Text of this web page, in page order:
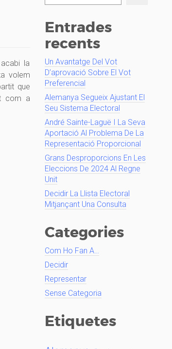
la
volem
que
com a
Entrades
recents
Un Avantatge Del Vot
D’aprovació Sobre El Vot
Preferencial
Alemanya Segueix Ajustant El
Seu Sistema Electoral
André Sainte-Laguë I La Seva
Aportació Al Problema De La
Representació Proporcional
Grans Desproporcions En Les
Eleccions De 2024 Al Regne
Unit
Decidir La Llista Electoral
Mitjançant Una Consulta
Categories
Com Ho Fan A…
Decidir
Representar
Sense Categoria
Etiquetes